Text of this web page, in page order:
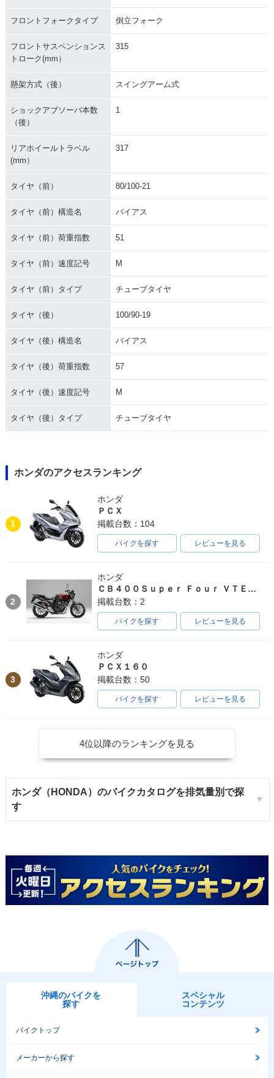
フロントフォークタイプ 倒立フォーク
フロントサスペンションス
トローク(mm）
315
懸架方式（後） スイングアーム式
ショックアブソーバ本数
（後）
1
リアホイールトラベル
(mm）
317
タイヤ（前） 80/100-21
タイヤ（前）構造名 バイアス
タイヤ（前）荷重指数 51
タイヤ（前）速度記号 M
タイヤ（前）タイプ チューブタイヤ
タイヤ（後） 100/90-19
タイヤ（後）構造名 バイアス
タイヤ（後）荷重指数 57
タイヤ（後）速度記号 M
タイヤ（後）タイプ チューブタイヤ
ホンダのアクセスランキング
1
ホンダ
ＰＣＸ
掲載台数：104
バイクを探す レビューを見る
2
ホンダ
ＣＢ４００Ｓｕｐｅｒ Ｆｏｕｒ ＶＴＥＣ ＳＰＥＣ３
掲載台数：2
バイクを探す レビューを見る
3
ホンダ
ＰＣＸ１６０
掲載台数：50
バイクを探す レビューを見る
4位以降のランキングを見る
ホンダ（HONDA）のバイクカタログを排気量別で探
す
沖縄のバイクを
探す
スペシャル
コンテンツ
バイクトップ
メーカーから探す